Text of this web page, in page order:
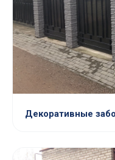
Декоративные